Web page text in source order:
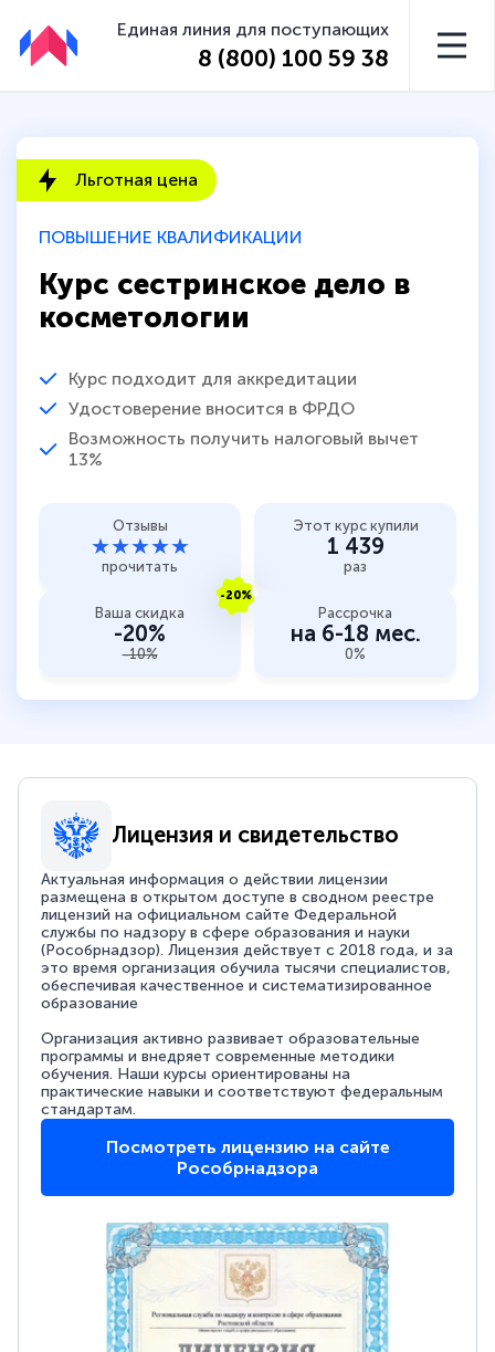
Единая линия для поступающих
8 (800) 100 59 38
ПОВЫШЕНИЕ КВАЛИФИКАЦИИ
Курс сестринское дело в
косметологии
Курс подходит для аккредитации
Удостоверение вносится в ФРДО
Возможность получить налоговый вычет
13%
Льготная цена
Отзывы
★★★★★
прочитать
Этот курс купили
1 439
раз
-20%
Ваша скидка
-20%
-10%
Рассрочка
на 6-18 мес.
0%
Лицензия и свидетельство
Актуальная информация о действии лицензии
размещена в открытом доступе в сводном реестре
лицензий на официальном сайте Федеральной
службы по надзору в сфере образования и науки
(Рособрнадзор). Лицензия действует с 2018 года, и за
это время организация обучила тысячи специалистов,
обеспечивая качественное и систематизированное
образование
Организация активно развивает образовательные
программы и внедряет современные методики
обучения. Наши курсы ориентированы на
практические навыки и соответствуют федеральным
стандартам.
Посмотреть лицензию на сайте
Рособрнадзора